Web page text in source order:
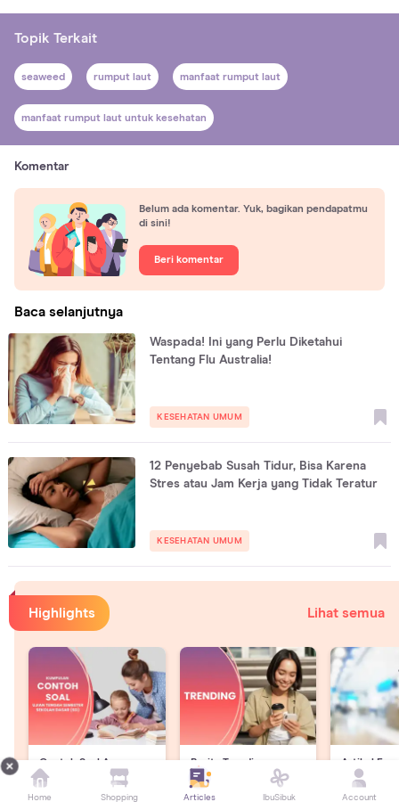
Topik Terkait
seaweed rumput laut manfaat rumput laut
manfaat rumput laut untuk kesehatan
Komentar
Belum ada komentar. Yuk, bagikan pendapatmu
di sini!
Beri komentar
Baca selanjutnya
Waspada! Ini yang Perlu Diketahui
Tentang Flu Australia!
KESEHATAN UMUM
12 Penyebab Susah Tidur, Bisa Karena
Stres atau Jam Kerja yang Tidak Teratur
KESEHATAN UMUM
Highlights Lihat semua
Contoh Soal Asesmen
Sumatif Tengah
Berita Trending
Minggu Ini
Artikel
Langsung
Home Shopping Articles IbuSibuk Account